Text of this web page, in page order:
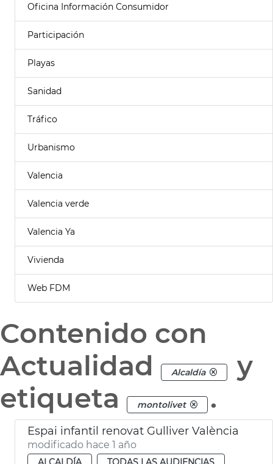
Oficina Información Consumidor
Participación
Playas
Sanidad
Tráfico
Urbanismo
Valencia
Valencia verde
Valencia Ya
Vivienda
Web FDM
Contenido con
Actualidad
Alcaldía
y
etiqueta
montolivet .
Espai infantil renovat Gulliver València
modificado hace 1 año